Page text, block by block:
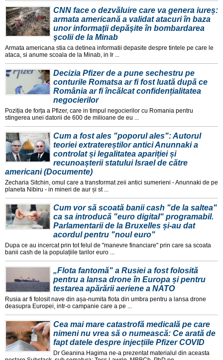
CNN face o dezvăluire care va genera iureș:
armata americană a validat atacuri în baza
unor informaţii depăşite în bombardarea
şcolii de la Minab
Armata americana stia ca detinea informatii depasite despre tintele pe care le
ataca, si anume scoala de la Minab, in Ir ...
Decizia Pfizer de a pune sechestru pe
conturile Romatsa ar fi fost luată după ce
România ar fi încălcat confidențialitatea
negocierilor
Poziția de forța a Pfizer, care in timpul negocierilor cu Romania pentru
stingerea unei datorii de 600 de milioane de eu ...
Cum a fost ales "poporul ales": Autorul
teoriei extratereștilor antici Anunnaki a
controlat și legalitatea apariției și
recunoașterii statului Israel de către
americani (Documente)
Zecharia Sitchin, omul care a transformat zeii antici sumerieni - Anunnaki de pe
planeta Nibiru - in mineri de aur și st ...
Cum vor să scoată banii cash "de la saltea"
ca sa introducă "euro digital" programabil.
Parlamentarii de la Bruxelles și-au dat
acordul pentru "noul euro"
Dupa ce au incercat prin tot felul de "manevre financiare" prin care sa scoata
banii cash de la populațiile tarilor euro ...
„Flota fantomă" a Rusiei a fost folosită
pentru a lansa drone în Europa și pentru
testarea apărării aeriene a NATO
Rusia ar fi folosit nave din așa-numita flota din umbra pentru a lansa drone
deasupra Europei, intr-o campanie care a pe ...
Cea mai mare catastrofă medicală pe care
nimeni nu vrea să o numească: Ce arată de
fapt datele despre injecțiile Pfizer COVID
Dr Geanina Hagima ne-a prezentat materialul din aceasta